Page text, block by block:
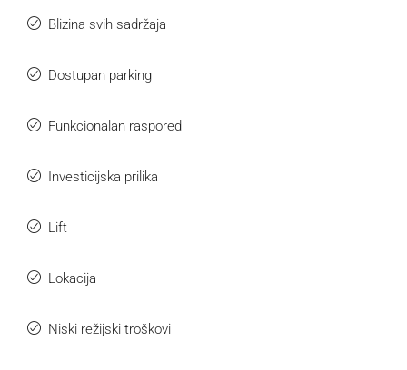
Blizina svih sadržaja
Dostupan parking
Funkcionalan raspored
Investicijska prilika
Lift
Lokacija
Niski režijski troškovi